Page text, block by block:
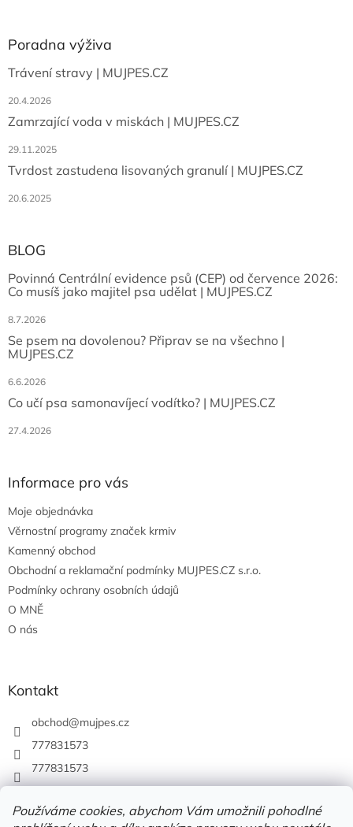
Používáme cookies, abychom Vám umožnili pohodlné
Poradna výživa
Trávení stravy | MUJPES.CZ
20.4.2026
Zamrzající voda v miskách | MUJPES.CZ
29.11.2025
Tvrdost zastudena lisovaných granulí | MUJPES.CZ
20.6.2025
BLOG
Povinná Centrální evidence psů (CEP) od července 2026:
Co musíš jako majitel psa udělat | MUJPES.CZ
8.7.2026
Se psem na dovolenou? Připrav se na všechno |
MUJPES.CZ
6.6.2026
Co učí psa samonavíjecí vodítko? | MUJPES.CZ
27.4.2026
Informace pro vás
Moje objednávka
Věrnostní programy značek krmiv
Kamenný obchod
Obchodní a reklamační podmínky MUJPES.CZ s.r.o.
Podmínky ochrany osobních údajů
O MNĚ
O nás
Kontakt
obchod@mujpes.cz
777831573
777831573